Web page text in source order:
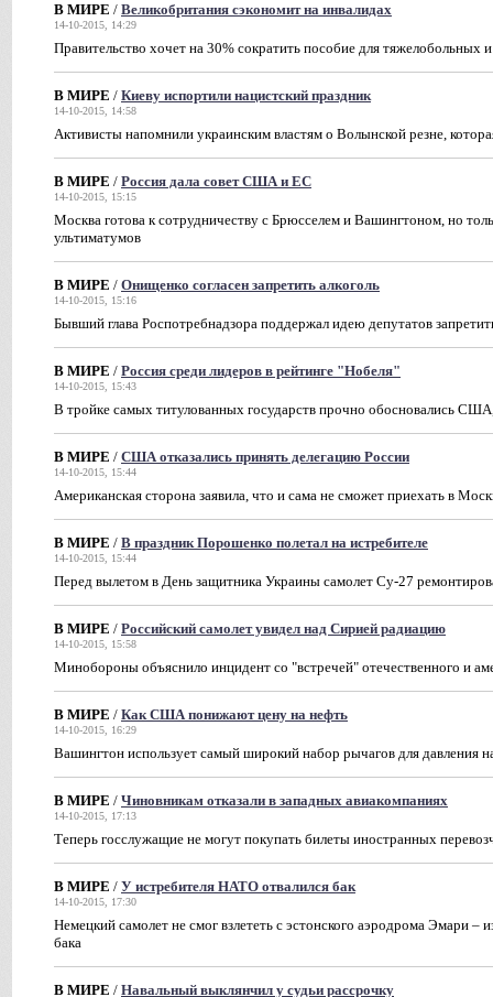
В МИРЕ / Великобритания сэкономит на инвалидах
14-10-2015, 14:29
Правительство хочет на 30% сократить пособие для тяжелобольных
В МИРЕ / Киеву испортили нацистский праздник
14-10-2015, 14:58
Активисты напомнили украинским властям о Волынской резне,
В МИРЕ / Россия дала совет США и ЕС
14-10-2015, 15:15
Москва готова к сотрудничеству с Брюсселем и Вашингтоном, но
ультиматумов
В МИРЕ / Онищенко согласен запретить алкоголь
14-10-2015, 15:16
Бывший глава Роспотребнадзора поддержал идею депутатов
В МИРЕ / Россия среди лидеров в рейтинге "Нобеля"
14-10-2015, 15:43
В тройке самых титулованных государств прочно обосновались
В МИРЕ / США отказались принять делегацию России
14-10-2015, 15:44
Американская сторона заявила, что и сама не сможет приехать в
В МИРЕ / В праздник Порошенко полетал на истребителе
14-10-2015, 15:44
Перед вылетом в День защитника Украины самолет Су-27
В МИРЕ / Российский самолет увидел над Сирией радиацию
14-10-2015, 15:58
Минобороны объяснило инцидент со "встречей" отечественного и
В МИРЕ / Как США понижают цену на нефть
14-10-2015, 16:29
Вашингтон использует самый широкий набор рычагов для давления
В МИРЕ / Чиновникам отказали в западных авиакомпаниях
14-10-2015, 17:13
Теперь госслужащие не могут покупать билеты иностранных
В МИРЕ / У истребителя НАТО отвалился бак
14-10-2015, 17:30
Немецкий самолет не смог взлететь с эстонского аэродрома Эмари –
бака
В МИРЕ / Навальный выклянчил у судьи рассрочку